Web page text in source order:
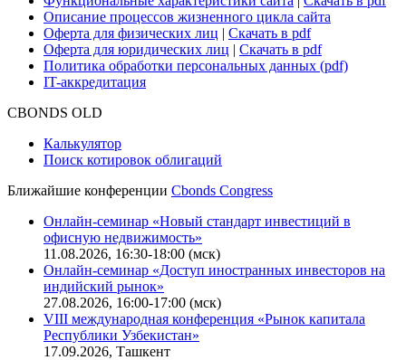
Описание процессов жизненного цикла сайта
Оферта для физических лиц | Скачать в pdf
Оферта для юридических лиц | Скачать в pdf
Политика обработки персональных данных (pdf)
IT-аккредитация
CBONDS OLD
Калькулятор
Поиск котировок облигаций
Ближайшие конференции Cbonds Congress
Онлайн-семинар «Новый стандарт инвестиций в
офисную недвижимость»
11.08.2026, 16:30-18:00 (мск)
Онлайн-семинар «Доступ иностранных инвесторов на
индийский рынок»
27.08.2026, 16:00-17:00 (мск)
VIII международная конференция «Рынок капитала
Республики Узбекистан»
17.09.2026, Ташкент